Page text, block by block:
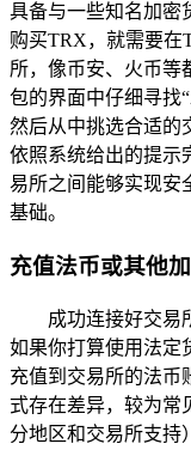
具备与一些知名加密
购买TRX，就需要在
所，像币安、火币等
包的界面中仔细寻找
然后从中挑选合适的
依照系统给出的提示
易所之间能够实现安
基础。
充值法币或其他
成功连接好交易
如果你打算使用法定
充值到交易所的法币
式存在差异，较为常
分地区和交易所支持